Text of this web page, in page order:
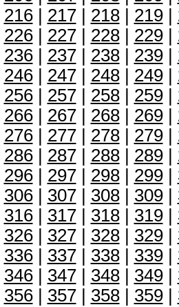
216| 217| 218| 219|
226| 227| 228| 229|
236| 237| 238| 239|
246| 247| 248| 249|
256| 257| 258| 259|
266| 267| 268| 269|
276| 277| 278| 279|
286| 287| 288| 289|
296| 297| 298| 299|
306| 307| 308| 309|
316| 317| 318| 319|
326| 327| 328| 329|
336| 337| 338| 339|
346| 347| 348| 349|
356| 357| 358| 359|